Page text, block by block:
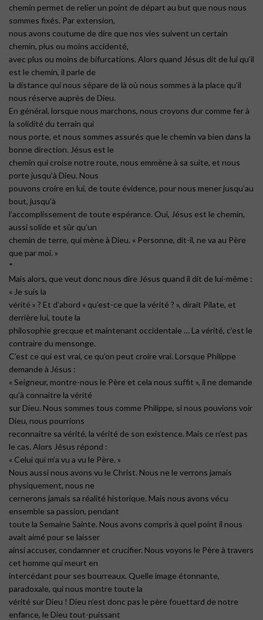
chemin permet de relier un point de départ au but que nous nous
sommes fixés. Par extension,
nous avons coutume de dire que nos vies suivent un certain
chemin, plus ou moins accidenté,
avec plus ou moins de bifurcations. Alors quand Jésus dit de lui qu’il
est le chemin, il parle de
la distance qui nous sépare de là où nous sommes à la place qu’il
nous réserve auprès de Dieu.
En général, lorsque nous marchons, nous croyons dur comme fer à
la solidité du terrain qui
nous porte, et nous sommes assurés que le chemin va bien dans la
bonne direction. Jésus est le
chemin qui croise notre route, nous emmène à sa suite, et nous
porte jusqu’à Dieu. Nous
pouvons croire en lui, de toute évidence, pour nous mener jusqu’au
bout, jusqu’à
l’accomplissement de toute espérance. Oui, Jésus est le chemin,
aussi solide et sûr qu’un
chemin de terre, qui mène à Dieu. « Personne, dit-il, ne va au Père
que par moi. »
*
Mais alors, que veut donc nous dire Jésus quand il dit de lui-même :
« Je suis la
vérité » ? Et d’abord « qu’est-ce que la vérité ? », dirait Pilate, et
derrière lui, toute la
philosophie grecque et maintenant occidentale … La vérité, c’est le
contraire du mensonge.
C’est ce qui est vrai, ce qu’on peut croire vrai. Lorsque Philippe
demande à Jésus :
« Seigneur, montre-nous le Père et cela nous suffit », il ne demande
qu’à connaitre la vérité
sur Dieu. Nous sommes tous comme Philippe, si nous pouvions voir
Dieu, nous pourrions
reconnaitre sa vérité, la vérité de son existence. Mais ce n’est pas
le cas. Alors Jésus répond :
« Celui qui m’a vu a vu le Père. »
Nous aussi nous avons vu le Christ. Nous ne le verrons jamais
physiquement, nous ne
cernerons jamais sa réalité historique. Mais nous avons vécu
ensemble sa passion, pendant
toute la Semaine Sainte. Nous avons compris à quel point il nous
avait aimé pour se laisser
ainsi accuser, condamner et crucifier. Nous voyons le Père à travers
cet homme qui meurt en
intercédant pour ses bourreaux. Quelle image étonnante,
paradoxale, qui nous montre toute la
vérité sur Dieu ! Dieu n’est donc pas le père fouettard de notre
enfance, le Dieu tout-puissant